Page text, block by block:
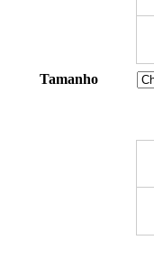
Tamanho